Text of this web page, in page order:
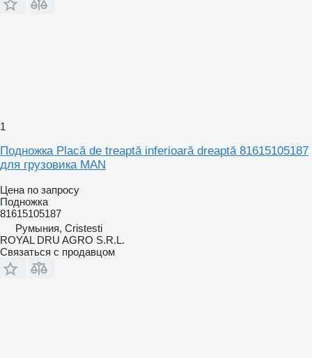
1
Подножка Placă de treaptă inferioară dreaptă 81615105187
для грузовика MAN
Цена по запросу
Подножка
81615105187
Румыния, Cristesti
ROYAL DRU AGRO S.R.L.
Связаться с продавцом